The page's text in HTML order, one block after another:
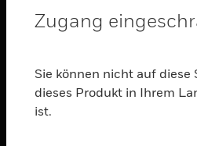
PRODUKTE
Zugang
Sie können nicht auf diese
dieses Produkt in Ihrem
ist.